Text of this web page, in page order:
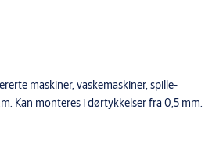
maskiner, vaskemaskiner, spille-
Kan monteres i dørtykkelser fra 0,5 mm.